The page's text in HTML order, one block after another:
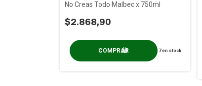
No Creas Todo Malbec x 750ml
$2.868,90
7en stock